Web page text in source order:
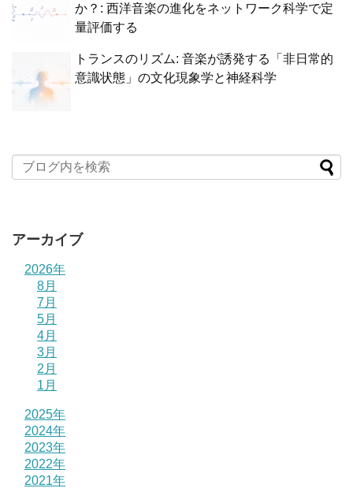
か？: 西洋音楽の進化をネットワーク科学で定
量評価する
トランスのリズム: 音楽が誘発する「非日常的
意識状態」の文化現象学と神経科学
アーカイブ
2026年
8月
7月
5月
4月
3月
2月
1月
2025年
2024年
2023年
2022年
2021年